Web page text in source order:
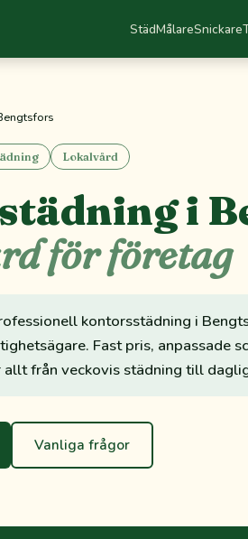
StädMålareSnickare
Lokalvård
i
för företag
kontorsstädning i
Fast pris, anpassade
från veckovis städning till
Vanliga frågor